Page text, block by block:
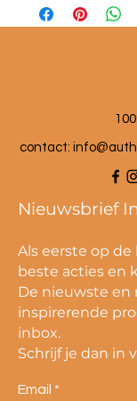
Dikte van het
contact:
Nieuwsbrief
Als eerste op
beste acties en
De nieuwste en
inspirerende
inbox.
Schrijf je dan in
Email